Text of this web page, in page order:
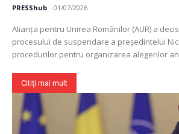
PRESShub - 01/07/2026
Alianța pentru Unirea Românilor (AUR) a
procesului de suspendare a președintelui
procedurilor pentru organizarea alegerilor
Citiți mai mult